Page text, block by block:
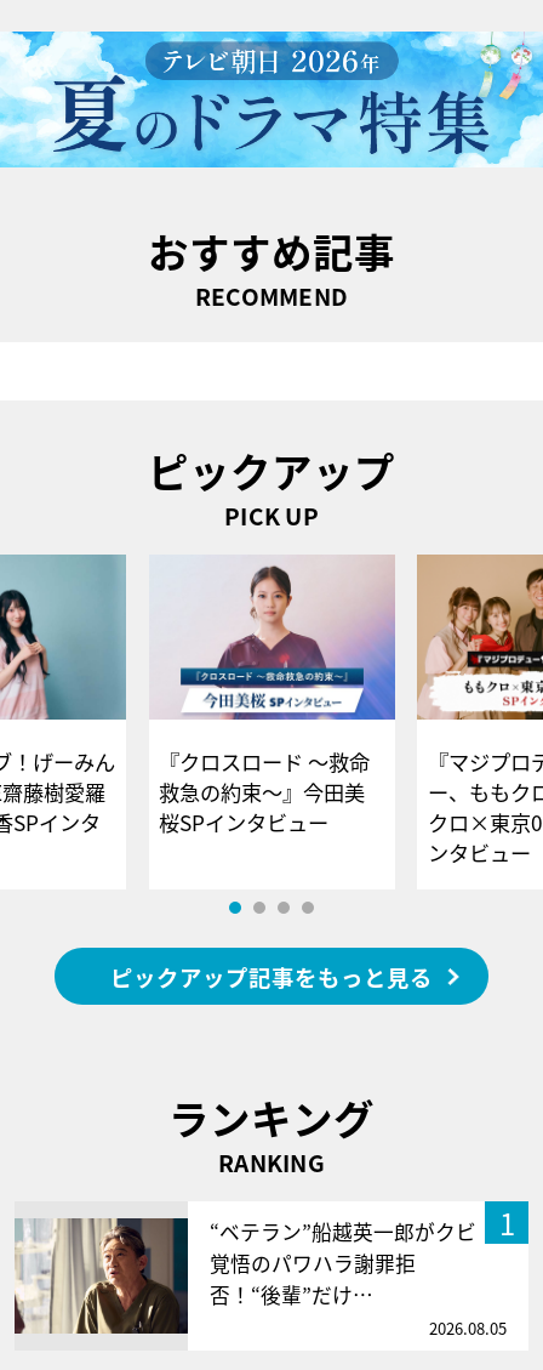
おすすめ記事
RECOMMEND
ピックアップ
PICK UP
！げーみん
藤樹愛羅
SPインタ
『クロスロード ～救命
救急の約束～』今田美
桜SPインタビュー
『マジプロ
ー、ももク
クロ×東京
ンタビュー
ピックアップ記事をもっと見る
ランキング
RANKING
1
“ベテラン”船越英一郎がクビ
覚悟のパワハラ謝罪拒
否！“後輩”だけ…
2026.08.05